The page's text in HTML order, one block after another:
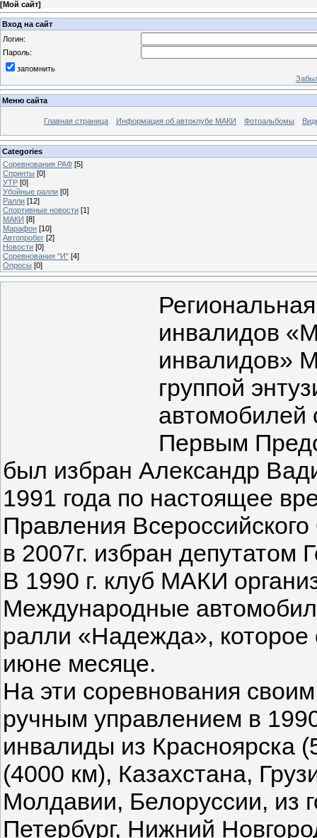
[Мой сайт]
Вход на сайт
Логин:
Пароль:
запомнить
Меню сайта
Главная страница Информация об автоклубе МАКИ Фотоальбомы
Categories
Соревнования РАФ [5]
Спринты [0]
УТР [0]
Убойные ралли [0]
Ралли [12]
Спортивные новости [1]
МАКИ [8]
Марафон [10]
Автопробег [2]
Новости [0]
Соревнования "И" [4]
Опросы [0]
инвалидов
инвалидов»
группой
автомобилей
Первым
был избран Александр
1991 года по настоящее
Правления
в 2007г. избран
В 1990 г. клуб МАКИ
Международные
ралли «Надежда», которое
июне месяце.
На эти соревнования
ручным управлением в
инвалиды из Красноярска
(4000 км), Казахстана,
Молдавии, Белоруссии, из
Петербург, Нижний